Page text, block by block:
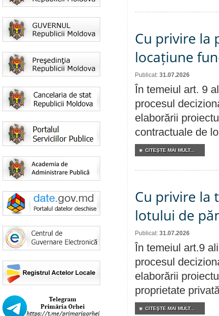
Cu privire la
locațiune
Publicat: 31.07.2026
În temeiul art. 9
procesul
elaborării
contractuale de
CITEŞTE MAI MULT...
Cu privire la
lotului de
Publicat: 31.07.2026
În temeiul art.9
procesul
elaborării
proprietate
CITEŞTE MAI MULT...